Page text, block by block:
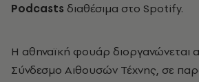
Podcasts διαθέσιμα στο Spotify.
Η αθηναϊκή φουάρ διοργανώνεται
Σύνδεσμο Αιθουσών Τέχνης, σε